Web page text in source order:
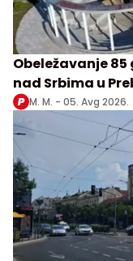
Obeležavanje
nad Srbima u
M. M. - 05. Avg 2026.